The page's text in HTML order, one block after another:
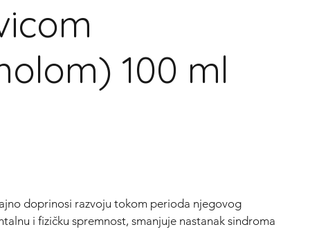
100 ml
doprinosi razvoju tokom perioda njegovog
i fizičku spremnost, smanjuje nastanak sindroma